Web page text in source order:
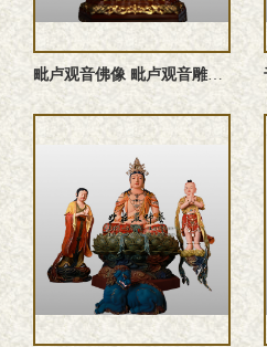
‌毗卢观音佛像 ‌毗卢观音雕塑 ‌毗卢观音塑像 铜雕‌毗卢观 ...